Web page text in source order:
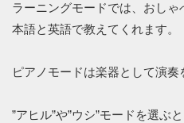
ラーニングモードでは、おし
本語と英語で教えてくれます。
ピアノモードは楽器として演奏
”アヒル”や”ウシ”モードを選ぶ